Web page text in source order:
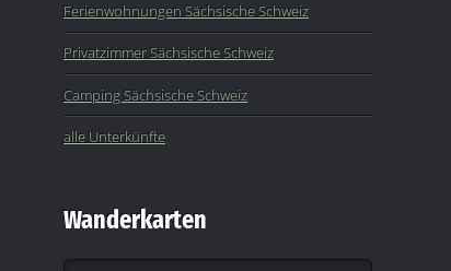
Ferienwohnungen Sächsische Schweiz
Privatzimmer Sächsische Schweiz
Camping Sächsische Schweiz
alle Unterkünfte
Wanderkarten